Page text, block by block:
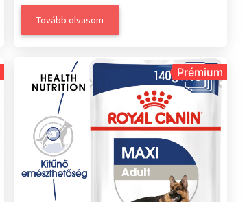
Tovább olvasom
Prémium